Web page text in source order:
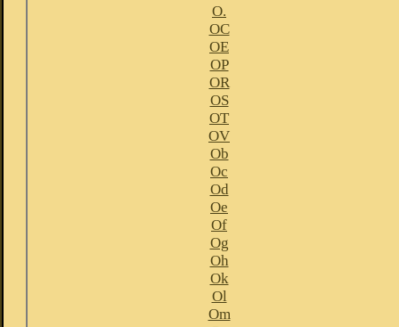
O.
OC
OE
OP
OR
OS
OT
OV
Ob
Oc
Od
Oe
Of
Og
Oh
Ok
Ol
Om